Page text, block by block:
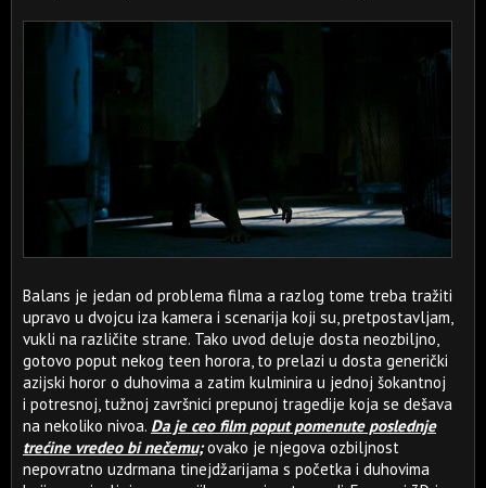
Balans je jedan od problema filma a razlog tome treba tražiti
upravo u dvojcu iza kamera i scenarija koji su, pretpostavljam,
vukli na različite strane. Tako uvod deluje dosta neozbiljno,
gotovo poput nekog teen horora, to prelazi u dosta generički
azijski horor o duhovima a zatim kulminira u jednoj šokantnoj
i potresnoj, tužnoj završnici prepunoj tragedije koja se dešava
na nekoliko nivoa. Da je ceo film poput pomenute poslednje
trećine vredeo bi nečemu;ovako je njegova ozbiljnost
nepovratno uzdrmana tinejdžarijama s početka i duhovima